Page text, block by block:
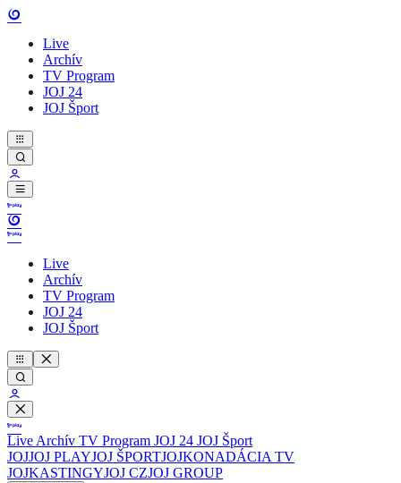
Live
Archív
TV Program
JOJ 24
JOJ Šport
Live
Archív
TV Program
JOJ 24
JOJ Šport
Live Archív TV Program JOJ 24 JOJ Šport
JOJJOJ PLAYJOJ ŠPORTJOJKONADÁCIA TV
JOJKASTINGYJOJ CZJOJ GROUP